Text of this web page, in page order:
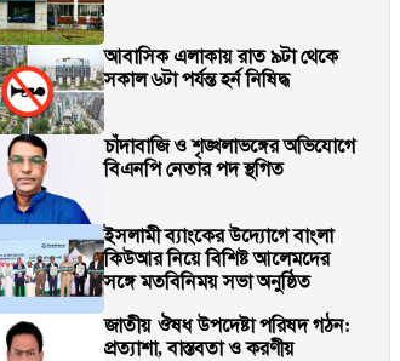
আবাসিক এলাকায় রাত ৯টা থেকে
সকাল ৬টা পর্যন্ত হর্ন নিষিদ্ধ
চাঁদাবাজি ও শৃঙ্খলাভঙ্গের অভিযোগে
বিএনপি নেতার পদ স্থগিত
ইসলামী ব্যাংকের উদ্যোগে বাংলা
কিউআর নিয়ে বিশিষ্ট আলেমদের
সঙ্গে মতবিনিময় সভা অনুষ্ঠিত
জাতীয় ঔষধ উপদেষ্টা পরিষদ গঠন:
প্রত্যাশা, বাস্তবতা ও করণীয়